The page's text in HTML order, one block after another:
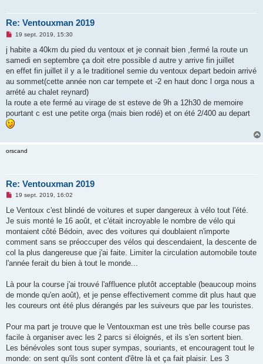
Re: Ventouxman 2019
M
s
a
g
n
o
u
19 sept. 2019, 15:30
j habite a 40km du pied du ventoux et je connait bien ,fermé la route un
samedi en septembre ça doit etre possible d autre y arrive fin juillet
en effet fin juillet il y a le traditionel semie du ventoux depart bedoin arrivé
au sommet(cette année non car tempete et -2 en haut donc l orga nous a
arrété au chalet reynard)
la route a ete fermé au virage de st esteve de 9h a 12h30 de memoire
pourtant c est une petite orga (mais bien rodé) et on été 2/400 au depart
orscand
Re: Ventouxman 2019
M
s
a
g
n
o
l
19 sept. 2019, 16:02
Le Ventoux c'est blindé de voitures et super dangereux à vélo tout l'été.
Je suis monté le 16 août, et c'était incroyable le nombre de vélo qui
montaient côté Bédoin, avec des voitures qui doublaient n'importe
comment sans se préoccuper des vélos qui descendaient, la descente de
col la plus dangereuse que j'ai faite. Limiter la circulation automobile toute
l'année ferait du bien à tout le monde...
Là pour la course j'ai trouvé l'affluence plutôt acceptable (beaucoup moins
de monde qu'en août), et je pense effectivement comme dit plus haut que
les coureurs ont été plus dérangés par les suiveurs que par les touristes.
Pour ma part je trouve que le Ventouxman est une très belle course pas
facile à organiser avec les 2 parcs si éloignés, et ils s'en sortent bien.
Les bénévoles sont tous super sympas, souriants, et encouragent tout le
monde: on sent qu'ils sont content d'être là et ça fait plaisir. Les 3